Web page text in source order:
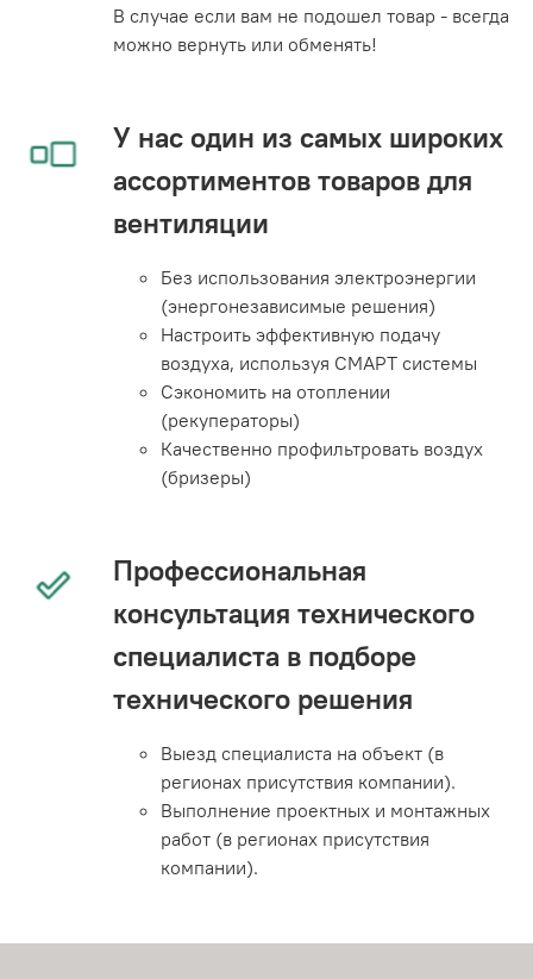
В случае если вам не подошел товар - всегда
можно вернуть или обменять!
У нас один из самых широких
ассортиментов товаров для
вентиляции
Без использования электроэнергии
(энергонезависимые решения)
Настроить эффективную подачу
воздуха, используя СМАРТ системы
Сэкономить на отоплении
(рекуператоры)
Качественно профильтровать воздух
(бризеры)
Профессиональная
консультация технического
специалиста в подборе
технического решения
Выезд специалиста на объект (в
регионах присутствия компании).
Выполнение проектных и монтажных
работ (в регионах присутствия
компании).